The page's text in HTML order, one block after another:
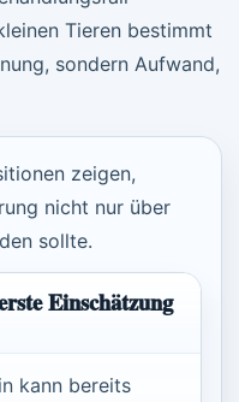
Tieren bestimmt
sondern Aufwand,
zeigen,
nicht nur über
sollte.
Einschätzung
kann bereits